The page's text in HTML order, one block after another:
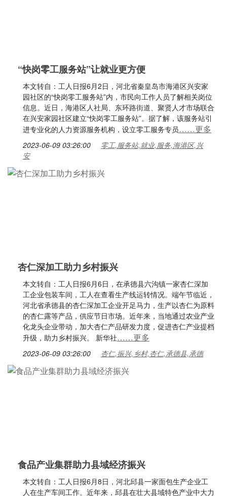
“快岗零工服务站”让就业更方便
本文转自：工人日报6月2日，河北省秦皇岛市海港区兴安家
园社区的“快岗零工服务站”内，市民向工作人员了解相关岗位
信息。近日，海港区人社局、东环路街道、聚贤人才市场联合
在兴安家园社区建立“快岗零工服务站”。据了解，该服务站引
进专业化的人力资源服务机构，设立零工服务专员……更多
2023-06-09 03:26:00
零工,服务站,就业,服务,海港区,兴
安
杏仁深加工助力乡村振兴
本文转自：工人日报6月6日，在承德县六沟镇一家杏仁深加
工企业包装车间，工人在查看生产线运转情况。端午节临近，
河北省承德县的杏仁深加工企业开足马力，生产以杏仁为原料
的杏仁露等产品，供应节日市场。近年来，当地通过农业产业
化龙头企业带动，加大杏仁产品研发力度，促进杏仁产业提档
升级，助力乡村振兴。 新华社……更多
2023-06-09 03:26:00 杏仁,振兴,乡村,杏仁,承德县,承德
食品产业集群助力县域经济振兴
本文转自：工人日报6月8日，河北邱县一家面包生产企业工
人在生产车间工作。近年来，邱县在壮大县域特色产业中大力